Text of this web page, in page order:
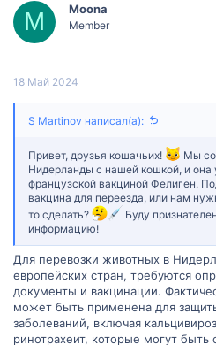
M Moona
Member
18 Май 2024
S Martinov написал(а):
Привет, друзья кошачьих!
Мы
Нидерланды с нашей кошкой, и она
французской вакциной Фелиген.
вакцина для переезда, или нам
то сделать?
Буду
информацию!
Для перевозки животных в
европейских стран, требуются
документы и вакцинации.
может быть применена для
заболеваний, включая
ринотрахеит, которые могут быть